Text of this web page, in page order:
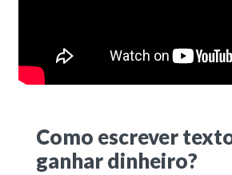
Como escrever
ganhar dinheiro?